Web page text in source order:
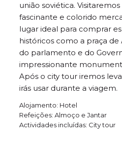
união soviética.
fascinante e colorido
lugar ideal para comprar
históricos como a praça de
do parlamento e do
impressionante
Após o city tour iremos
irás usar durante a viagem.
Alojamento: Hotel
Refeições: Almoço e Jantar
Actividades incluídas: City tour